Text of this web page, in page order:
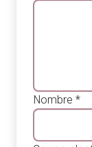
Nombre *